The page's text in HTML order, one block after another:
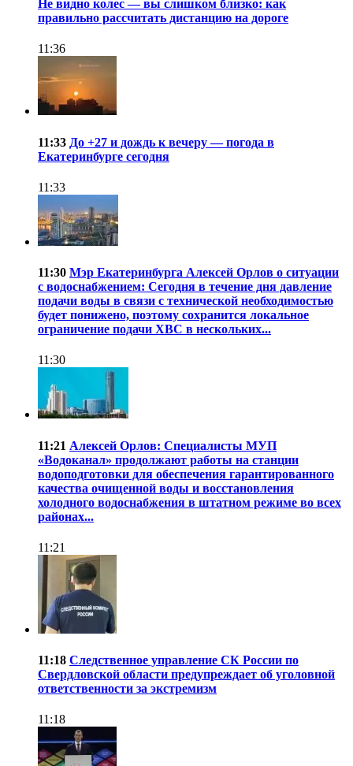
Не видно колес — вы слишком близко: как
правильно рассчитать дистанцию на дороге
11:36
11:33 До +27 и дождь к вечеру — погода в
Екатеринбурге сегодня
11:33
11:30 Мэр Екатеринбурга Алексей Орлов о ситуации
с водоснабжением: Сегодня в течение дня давление
подачи воды в связи с технической необходимостью
будет понижено, поэтому сохранится локальное
ограничение подачи ХВС в нескольких...
11:30
11:21 Алексей Орлов: Специалисты МУП
«Водоканал» продолжают работы на станции
водоподготовки для обеспечения гарантированного
качества очищенной воды и восстановления
холодного водоснабжения в штатном режиме во всех
районах...
11:21
11:18 Следственное управление СК России по
Свердловской области предупреждает об уголовной
ответственности за экстремизм
11:18